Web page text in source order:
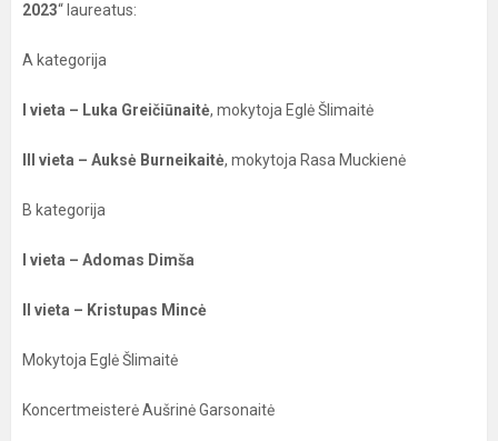
2023“ laureatus:
A kategorija
I vieta – Luka Greičiūnaitė, mokytoja Eglė Šlimaitė
III vieta – Auksė Burneikaitė, mokytoja Rasa Muckienė
B kategorija
I vieta – Adomas Dimša
II vieta – Kristupas Mincė
Mokytoja Eglė Šlimaitė
Koncertmeisterė Aušrinė Garsonaitė